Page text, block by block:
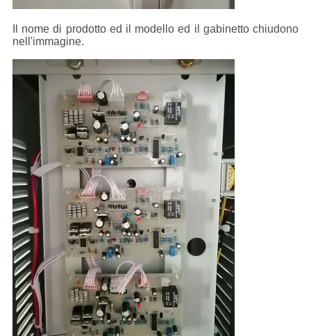
Il nome di prodotto ed il modello ed il gabinetto chiudono
nell'immagine.